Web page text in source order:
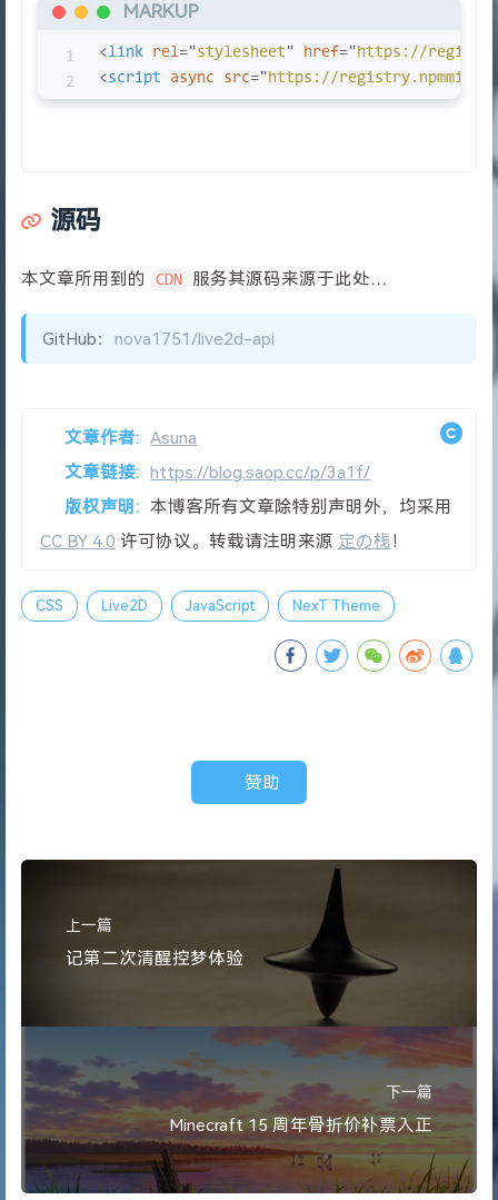
MARKUP
<link rel ="stylesheet " href="https://
<script async src="https://
源码
本文章所用到的 CDN 服务其源码来源于此处…
GitHub： nova1751/live2d-api
文章作者:
Asuna
文章链接:
https://blog.saop.cc/p/3a1f/
版权声明:
本博客所有文章除特别声明外，均采用
CC BY 4.0 许可协议。转载请注明来源 定の栈！
CSS Live2D JavaScript NexT Theme
赞助
上一篇
记第二次清醒控梦体验
下一篇
Minecraft 15 周年骨折价补票入正